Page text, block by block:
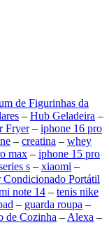
de Figurinhas da
– Hub Geladeira –
Fryer– iphone 16 pro
– creatina – whey
max – iphone 15 pro
s – xiaomi –
Condicionado Portátil
note 14 – tenis nike
– guarda roupa –
de Cozinha – Alexa –